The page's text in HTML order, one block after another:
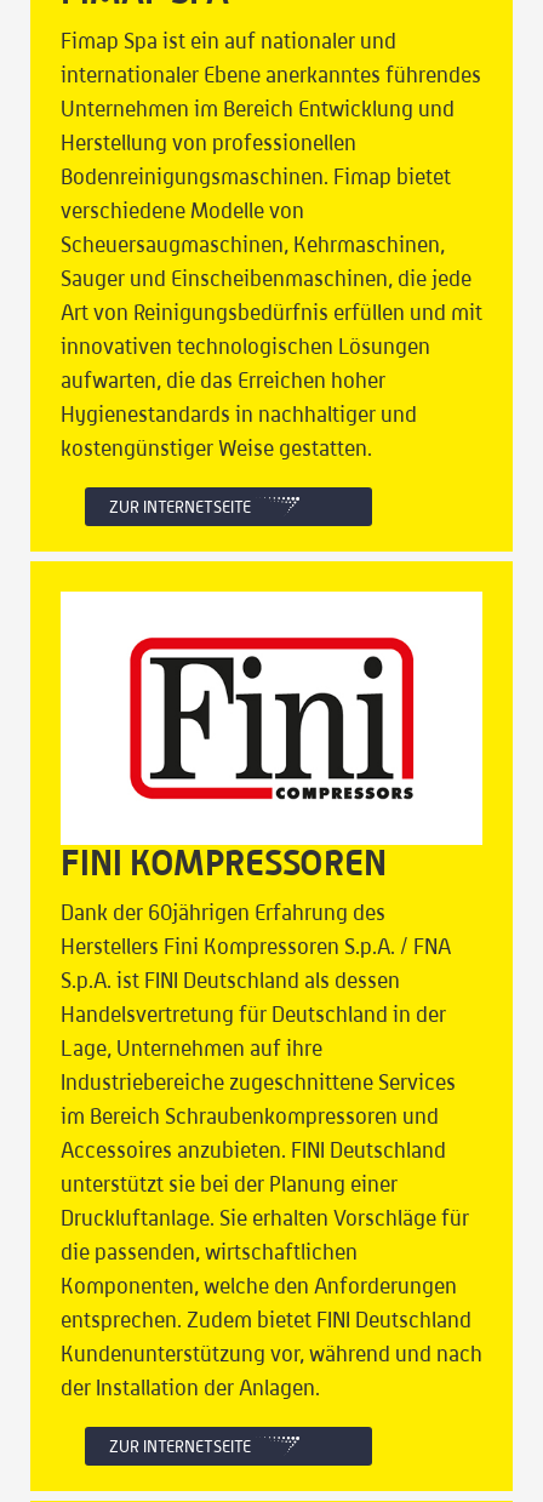
Fimap Spa ist ein auf nationaler und
internationaler Ebene anerkanntes führendes
Unternehmen im Bereich Entwicklung und
Herstellung von professionellen
Bodenreinigungsmaschinen. Fimap bietet
verschiedene Modelle von
Scheuersaugmaschinen, Kehrmaschinen,
Sauger und Einscheibenmaschinen, die jede
Art von Reinigungsbedürfnis erfüllen und mit
innovativen technologischen Lösungen
aufwarten, die das Erreichen hoher
Hygienestandards in nachhaltiger und
kostengünstiger Weise gestatten.
ZUR INTERNETSEITE
FINI KOMPRESSOREN
Dank der 60jährigen Erfahrung des
Herstellers Fini Kompressoren S.p.A. / FNA
S.p.A. ist FINI Deutschland als dessen
Handelsvertretung für Deutschland in der
Lage, Unternehmen auf ihre
Industriebereiche zugeschnittene Services
im Bereich Schraubenkompressoren und
Accessoires anzubieten. FINI Deutschland
unterstützt sie bei der Planung einer
Druckluftanlage. Sie erhalten Vorschläge für
die passenden, wirtschaftlichen
Komponenten, welche den Anforderungen
entsprechen. Zudem bietet FINI Deutschland
Kundenunterstützung vor, während und nach
der Installation der Anlagen.
ZUR INTERNETSEITE